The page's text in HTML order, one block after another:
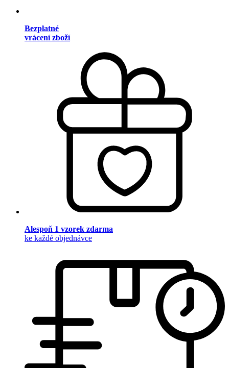
Bezplatné
vrácení zboží
Alespoň 1 vzorek zdarma
ke každé objednávce